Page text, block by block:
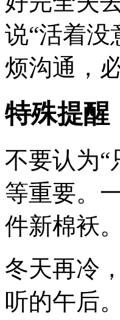
说“活着没
烦沟通，
特殊提醒
不要认为“
等重要。
件新棉袄。
冬天再冷
听的午后